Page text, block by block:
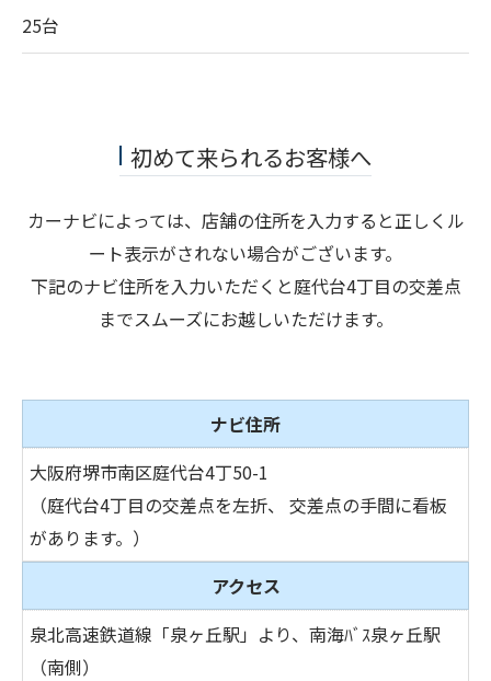
25台
初めて来られるお客様へ
カーナビによっては、店舗の住所を入力すると正しくル
ート表示がされない場合がございます。
下記のナビ住所を入力いただくと庭代台4丁目の交差点
までスムーズにお越しいただけます。
ナビ住所
大阪府堺市南区庭代台4丁50-1
（庭代台4丁目の交差点を左折、 交差点の手間に看板
があります。）
アクセス
泉北高速鉄道線「泉ヶ丘駅」より、南海ﾊﾞｽ泉ヶ丘駅
（南側）